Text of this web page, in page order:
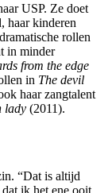
USP. Ze doet
haar kinderen
rollen
in minder
from the edge
in The devil
haar zangtalent
lady (2011).
“Dat is altijd
ik het ene ooit